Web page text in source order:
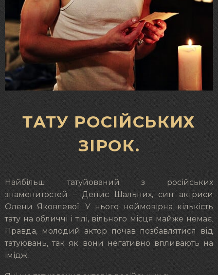
ТАТУ РОСІЙСЬКИХ
ЗІРОК.
Найбільш татуйований з російських
знаменитостей – Денис Шальних, син актриси
Олени Яковлевої. У нього неймовірна кількість
тату на обличчі і тілі, вільного місця майже немає.
Правда, молодий актор почав позбавлятися від
татуювань, так як вони негативно впливають на
імідж.